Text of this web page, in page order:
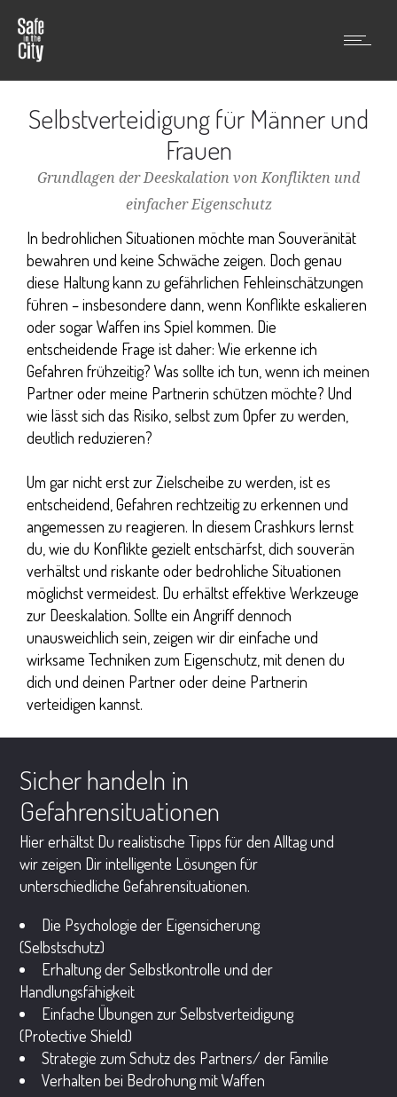
Selbstverteidigung für Männer und
Frauen
Grundlagen der Deeskalation von Konflikten und
einfacher Eigenschutz
In bedrohlichen Situationen möchte man Souveränität
bewahren und keine Schwäche zeigen. Doch genau
diese Haltung kann zu gefährlichen Fehleinschätzungen
führen – insbesondere dann, wenn Konflikte eskalieren
oder sogar Waffen ins Spiel kommen. Die
entscheidende Frage ist daher: Wie erkenne ich
Gefahren frühzeitig? Was sollte ich tun, wenn ich meinen
Partner oder meine Partnerin schützen möchte? Und
wie lässt sich das Risiko, selbst zum Opfer zu werden,
deutlich reduzieren?
Um gar nicht erst zur Zielscheibe zu werden, ist es
entscheidend, Gefahren rechtzeitig zu erkennen und
angemessen zu reagieren. In diesem Crashkurs lernst
du, wie du Konflikte gezielt entschärfst, dich souverän
verhältst und riskante oder bedrohliche Situationen
möglichst vermeidest. Du erhältst effektive Werkzeuge
zur Deeskalation. Sollte ein Angriff dennoch
unausweichlich sein, zeigen wir dir einfache und
wirksame Techniken zum Eigenschutz, mit denen du
dich und deinen Partner oder deine Partnerin
verteidigen kannst.
Sicher handeln in
Gefahrensituationen
Hier erhältst Du realistische Tipps für den Alltag und
wir zeigen Dir intelligente Lösungen für
unterschiedliche Gefahrensituationen.
Die Psychologie der Eigensicherung
(Selbstschutz)
Erhaltung der Selbstkontrolle und der
Handlungsfähigkeit
Einfache Übungen zur Selbstverteidigung
(Protective Shield)
Strategie zum Schutz des Partners/ der Familie
Verhalten bei Bedrohung mit Waffen